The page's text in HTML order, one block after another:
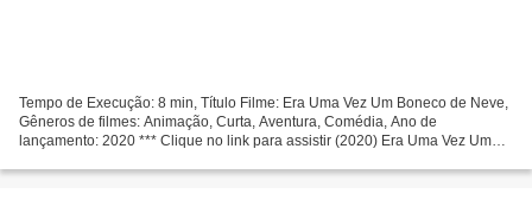
Tempo de Execução: 8 min, Título Filme: Era Uma Vez Um Boneco de Neve,
Gêneros de filmes: Animação, Curta, Aventura, Comédia, Ano de
lançamento: 2020 *** Clique no link para assistir (2020) Era Uma Vez Um